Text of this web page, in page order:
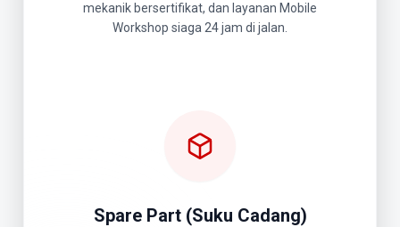
mekanik bersertifikat, dan layanan Mobile
Workshop siaga 24 jam di jalan.
Spare Part (Suku Cadang)